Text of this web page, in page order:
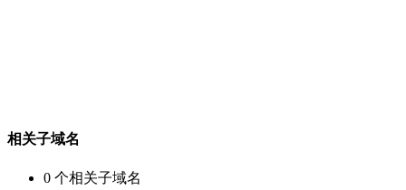
相关子域名
0 个相关子域名